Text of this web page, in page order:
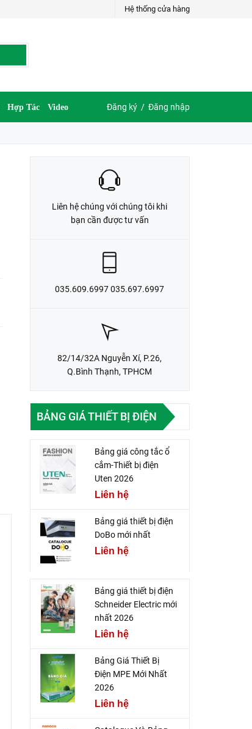
Hệ thống cửa hàng
Hợp Tác Video Đăng ký / Đăng nhập
LIÊN HỆ ĐẶT HÀNG
Liên hệ chúng với chúng tôi khi
bạn cần được tư vấn
035.609.6997 035.697.6997
82/14/32A Nguyễn Xí, P.26,
Q.Bình Thạnh, TPHCM
BẢNG GIÁ THIẾT BỊ ĐIỆN
Bảng giá công tắc ổ
cắm-Thiết bị điện
Uten 2026
Liên hệ
Bảng giá thiết bị điện
DoBo mới nhất
Liên hệ
Bảng giá thiết bị điện
Schneider Electric mới
nhất 2026
Liên hệ
Bảng Giá Thiết Bị
Điện MPE Mới Nhất
2026
Liên hệ